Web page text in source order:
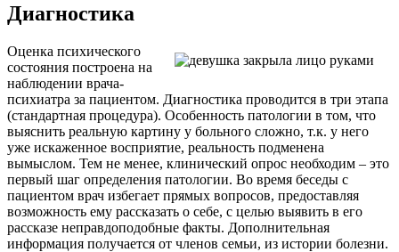
Диагностика
Оценка психического
состояния построена на
наблюдении врача-
психиатра за пациентом. Диагностика проводится в три этапа
(стандартная процедура). Особенность патологии в том, что
выяснить реальную картину у больного сложно, т.к. у него
уже искаженное восприятие, реальность подменена
вымыслом. Тем не менее, клинический опрос необходим – это
первый шаг определения патологии. Во время беседы с
пациентом врач избегает прямых вопросов, предоставляя
возможность ему рассказать о себе, с целью выявить в его
рассказе неправдоподобные факты. Дополнительная
информация получается от членов семьи, из истории болезни.